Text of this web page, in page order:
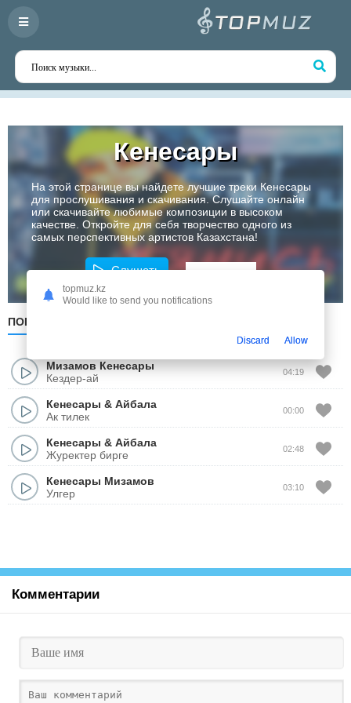
Кенесары
На этой странице вы найдете лучшие треки Кенесары
для прослушивания и скачивания. Слушайте онлайн
или скачивайте любимые композиции в высоком
качестве. Откройте для себя творчество одного из
самых перспективных артистов Казахстана!
Слушать
ПОПУЛЯРНЫЕ
Мизамов Кенесары
Кездер-ай
04:19
Кенесары & Айбала
Ак тилек
00:00
Кенесары & Айбала
Журектер бирге
02:48
Кенесары Мизамов
Улгер
03:10
Комментарии
topmuz.kz
Would like to send you notifications
Discard Allow